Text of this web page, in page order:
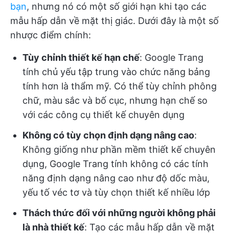
bạn, nhưng nó có một số giới hạn khi tạo các
mẫu hấp dẫn về mặt thị giác. Dưới đây là một số
nhược điểm chính:
Tùy chỉnh thiết kế hạn chế: Google Trang
tính chủ yếu tập trung vào chức năng bảng
tính hơn là thẩm mỹ. Có thể tùy chỉnh phông
chữ, màu sắc và bố cục, nhưng hạn chế so
với các công cụ thiết kế chuyên dụng
Không có tùy chọn định dạng nâng cao:
Không giống như phần mềm thiết kế chuyên
dụng, Google Trang tính không có các tính
năng định dạng nâng cao như độ dốc màu,
yếu tố véc tơ và tùy chọn thiết kế nhiều lớp
Thách thức đối với những người không phải
là nhà thiết kế: Tạo các mẫu hấp dẫn về mặt